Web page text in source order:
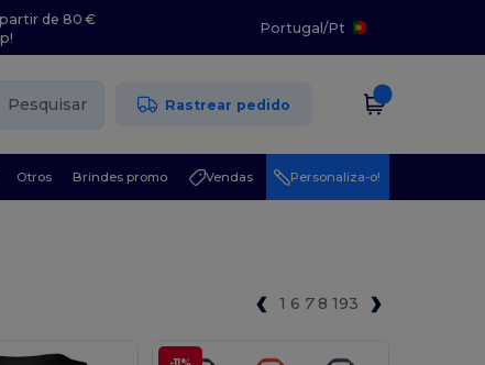
de 80 €
Portugal/Pt
Pesquisar Rastrear pedido
Otros Brindes promo Vendas Personaliza-o!
1 6 7 8 193